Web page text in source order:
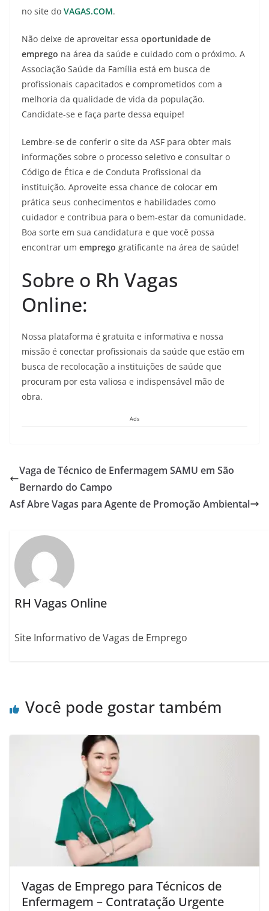
no site do VAGAS.COM.
Não deixe de aproveitar essa oportunidade de
emprego na área da saúde e cuidado com o próximo. A
Associação Saúde da Família está em busca de
profissionais capacitados e comprometidos com a
melhoria da qualidade de vida da população.
Candidate-se e faça parte dessa equipe!
Lembre-se de conferir o site da ASF para obter mais
informações sobre o processo seletivo e consultar o
Código de Ética e de Conduta Profissional da
instituição. Aproveite essa chance de colocar em
prática seus conhecimentos e habilidades como
cuidador e contribua para o bem-estar da comunidade.
Boa sorte em sua candidatura e que você possa
encontrar um emprego gratificante na área de saúde!
Sobre o Rh Vagas
Online:
Nossa plataforma é gratuita e informativa e nossa
missão é conectar profissionais da saúde que estão em
busca de recolocação a instituições de saúde que
procuram por esta valiosa e indispensável mão de
obra.
Ads
Vaga de Técnico de Enfermagem SAMU em São
Bernardo do Campo
Asf Abre Vagas para Agente de Promoção Ambiental
RH Vagas Online
Site Informativo de Vagas de Emprego
Você pode gostar também
Vagas de Emprego para Técnicos de
Enfermagem – Contratação Urgente